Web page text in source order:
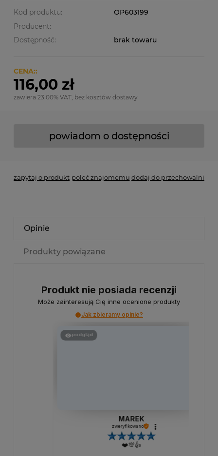
Kod produktu:
OP603199
Producent:
Dostępność:
brak towaru
CENA::
116,00 zł
zawiera 23.00% VAT, bez kosztów dostawy
powiadom o dostępności
zapytaj o produkt poleć znajomemu dodaj do przechowalni
Opinie
Produkty powiązane
Produkt nie posiada recenzji
Może zainteresują Cię inne ocenione produkty
Jak zbieramy opinie?
podgląd
MAREK
zweryfikowano
❤️💯👍️